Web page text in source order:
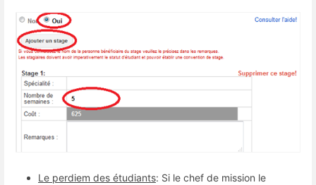
Le perdiem des étudiants: Si le chef de mission le